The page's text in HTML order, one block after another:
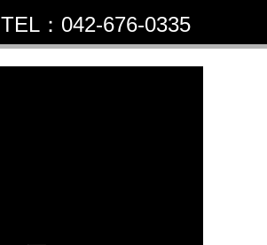
TEL：042-676-0335